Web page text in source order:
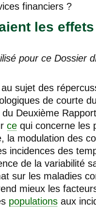
financiers ?
les
pour ce Dossier
sujet des
de courte
Deuxième
ce qui concerne les
la modulation des
incidences des
de la variabilité
sur les maladies
mieux les
populations aux